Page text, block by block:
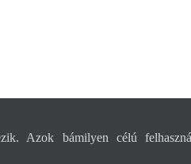
Azok bámilyen célú